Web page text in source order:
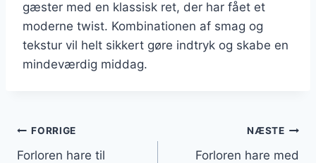
gæster med en klassisk ret, der har fået et
moderne twist. Kombinationen af smag og
tekstur vil helt sikkert gøre indtryk og skabe en
mindeværdig middag.
Indlægsnavigation
FORRIGE
Forloren hare til
NÆSTE
Forloren hare med